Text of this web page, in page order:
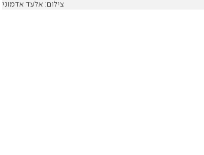
צילום: אלעד אדמוני